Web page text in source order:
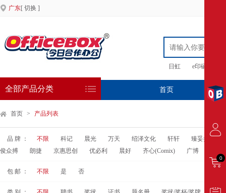
广东[ 切换 ]
日虹 e印硒鼓
全部产品分类 首页 专
首页 > 产品列表
品 牌 ： 不限 科记 晨光 万天 绍泽文化 轩轩 臻妥拉
俊众搏
朗捷 京惠思创 优必利 晨好 齐心(Comix) 广博
包 邮 ： 不限 是 否
0